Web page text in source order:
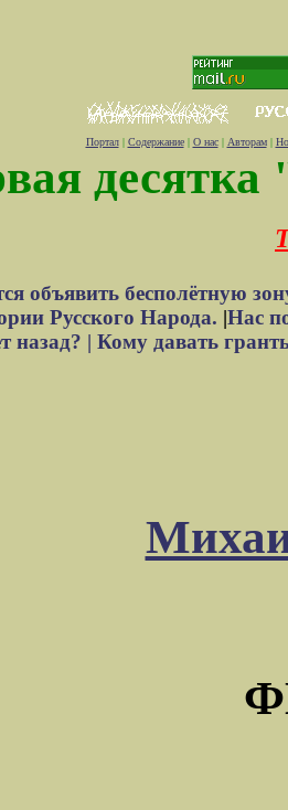
Портал| Содержание| О нас| Авторам|
десятка
объявить бесполётную
Русского Народа. |Нас
назад? | Кому давать